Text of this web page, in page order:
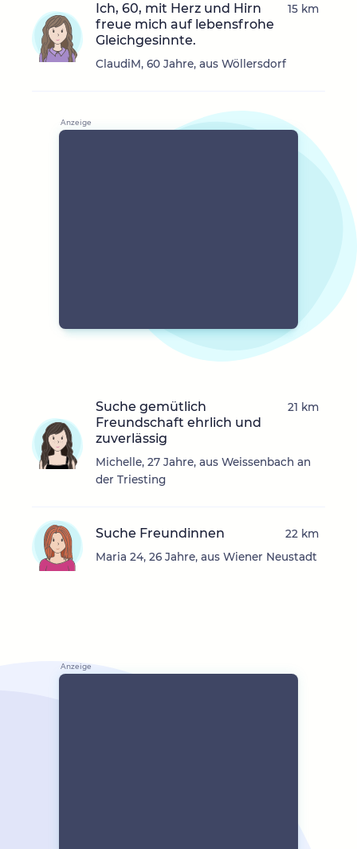
Ich, 60, mit Herz und Hirn
freue mich auf lebensfrohe
Gleichgesinnte.
ClaudiM, 60 Jahre, aus Wöllersdorf
15 km
Suche gemütlich
Freundschaft ehrlich und
zuverlässig
Michelle, 27 Jahre, aus Weissenbach an
der Triesting
21 km
Suche Freundinnen
Maria 24, 26 Jahre, aus Wiener Neustadt
22 km